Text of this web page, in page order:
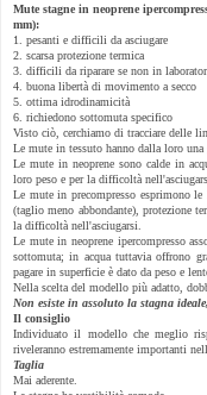
Mute stagne in neoprene
mm):
1. pesanti e difficili da asciugare
2. scarsa protezione termica
3. difficili da riparare se non in
4. buona libertà di movimento a secco
5. ottima idrodinamicità
6. richiedono sottomuta specifico
Visto ciò, cerchiamo di tracciare delle
Le mute in tessuto hanno dalla loro
Le mute in neoprene sono calde in
loro peso e per la difficoltà
Le mute in precompresso esprimono
(taglio meno abbondante), protezione
la difficoltà nell'asciugarsi.
Le mute in neoprene ipercompresso
sottomuta; in acqua tuttavia offrono
pagare in superficie è dato da peso e
Nella scelta del modello più adatto,
Non esiste in assoluto la stagna
Il consiglio
Individuato il modello che meglio
riveleranno estremamente importanti
Taglia
Mai aderente.